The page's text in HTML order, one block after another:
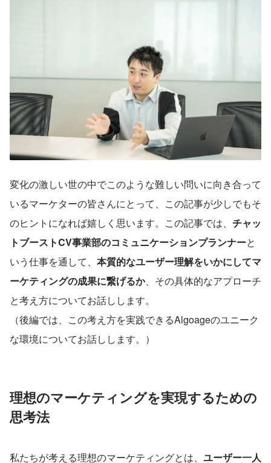
変化の激しい世の中でこのような難しい問いに向き合って
いるマーケターの皆さんにとって、この記事が少しでもそ
のヒントになれば嬉しく思います。この記事では、 チャッ
トブーストCV事業部のコミュニケーションプランナーと
いう仕事を通して、 本質的なユーザー理解をいかにしてマ
ーケティングの成果に繋げるか、その具体的なアプローチ
と考え方についてお話しします。
（後編では、この考え方を実践できるAlgoageのユニーク
な環境についてお話しします。）
理想のマーケティングを実現するための
思考法
私たちが考える理想のマーケティングとは、 ユーザー一人